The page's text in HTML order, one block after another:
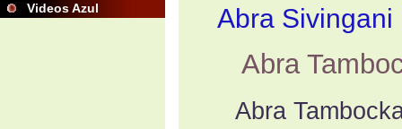
Videos Azul Abra Sivingani
Abra
Abra